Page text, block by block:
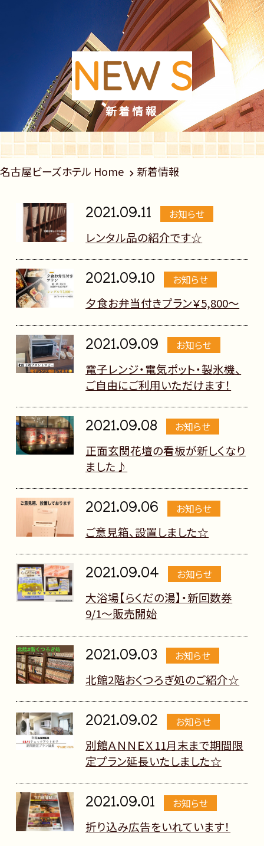
NEW S
新着情報
名古屋ビーズホテル Home 新着情報
2021.09.11 お知らせ
レンタル品の紹介です☆
2021.09.10 お知らせ
夕食お弁当付きプラン￥5,800～
2021.09.09 お知らせ
電子レンジ・電気ポット・製氷機、
ご自由にご利用いただけます！
2021.09.08 お知らせ
正面玄関花壇の看板が新しくなり
ました♪
2021.09.06 お知らせ
ご意見箱、設置しました☆
2021.09.04 お知らせ
大浴場【らくだの湯】・新回数券
9/1～販売開始
2021.09.03 お知らせ
北館2階おくつろぎ処のご紹介☆
2021.09.02 お知らせ
別館ＡＮＮＥＸ11月末まで期間限
定プラン延長いたしました☆
2021.09.01 お知らせ
折り込み広告をいれています！